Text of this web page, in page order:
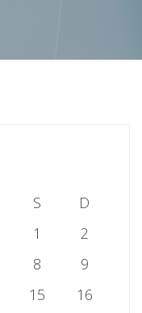
S
D
1
2
8
9
15
16